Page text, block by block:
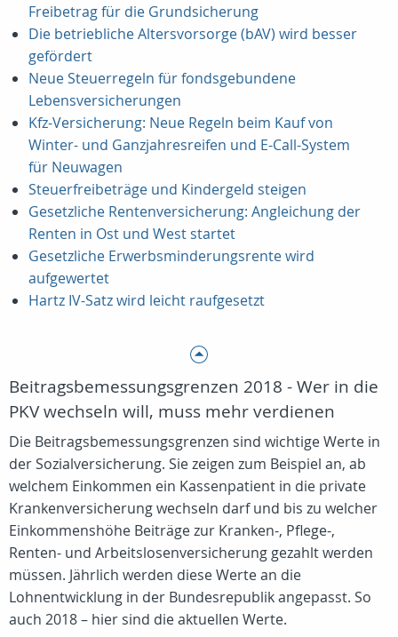
Freibetrag für die Grundsicherung
Die betriebliche Altersvorsorge (bAV) wird besser
gefördert
Neue Steuerregeln für fondsgebundene
Lebensversicherungen
Kfz-Versicherung: Neue Regeln beim Kauf von
Winter- und Ganzjahresreifen und E-Call-System
für Neuwagen
Steuerfreibeträge und Kindergeld steigen
Gesetzliche Rentenversicherung: Angleichung der
Renten in Ost und West startet
Gesetzliche Erwerbsminderungsrente wird
aufgewertet
Hartz IV-Satz wird leicht raufgesetzt
Beitragsbemessungsgrenzen 2018 - Wer in die
PKV wechseln will, muss mehr verdienen
Die Beitragsbemessungsgrenzen sind wichtige Werte in
der Sozialversicherung. Sie zeigen zum Beispiel an, ab
welchem Einkommen ein Kassenpatient in die private
Krankenversicherung wechseln darf und bis zu welcher
Einkommenshöhe Beiträge zur Kranken-, Pflege-,
Renten- und Arbeitslosenversicherung gezahlt werden
müssen. Jährlich werden diese Werte an die
Lohnentwicklung in der Bundesrepublik angepasst. So
auch 2018 – hier sind die aktuellen Werte.